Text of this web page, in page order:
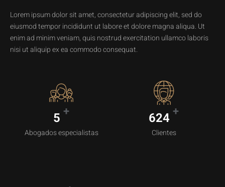
Lorem ipsum dolor sit amet, consectetur adipiscing elit, sed do
eiusmod tempor incididunt ut labore et dolore magna aliqua. Ut
enim ad minim veniam, quis nostrud exercitation ullamco laboris
nisi ut aliquip ex ea commodo consequat.
5 +
Abogados especialistas
624 +
Clientes